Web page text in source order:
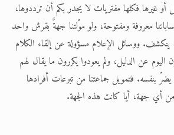
أو غيرها فكلها مفتريات لا يجدر بكم أن ترددوها،
معروفة ومفتوحة، ولو موّلتنا جهةٌ بقرش واحد
ووسائل الإعلام مسؤولة عن إلقاء الكلام
عن الدليل، ولم يعودوا يكررون ما يقال لهم
بنفسه. فتمويل جماعتنا من تبرعات أفرادها
أي جهة، أيا كانت هذه الجهة.